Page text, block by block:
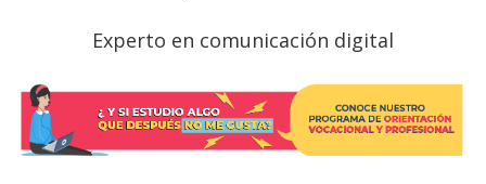
Experto en comunicación digital